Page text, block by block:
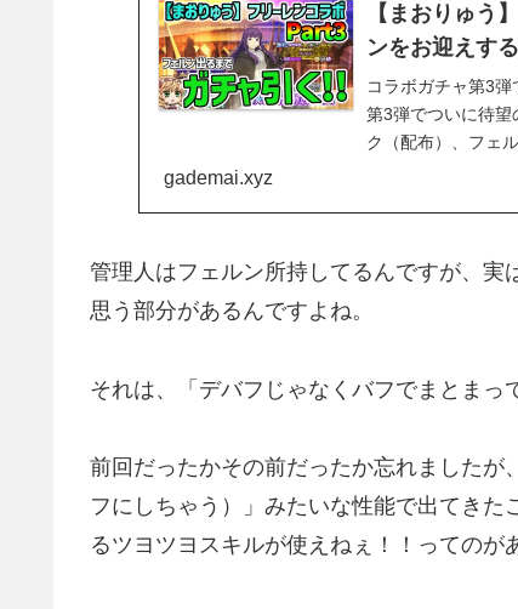
【まおりゅう
ンをお迎えす
コラボガチャ第3
第3弾でついに待望
ク（配布）、フェ
gademai.xyz
管理人はフェルン所持してるんですが、実
思う部分があるんですよね。
それは、「デバフじゃなくバフでまとまっ
前回だったかその前だったか忘れました
フにしちゃう）」みたいな性能で出てき
るツヨツヨスキルが使えねぇ！！ってのが